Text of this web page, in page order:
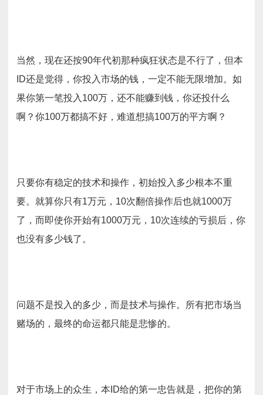
当然，现在还按90年代初那种疯狂状态是不行了，但本
ID还是觉得，你投入市场的钱，一定不能无限增加。如
果你第一笔投入100万，还不能赚到钱，你还投什么
啊？你100万都搞不好，难道想搞100万的平方啊？
只要你有稳定的技术和操作，初始投入多少根本不重
要。就算你只有1万元，10次翻倍操作后也就1000万
了，而即使你开始有1000万元，10次连续的亏损后，你
也没有多少钱了。
问题不是投入的多少，而是技术与操作。所有把市场当
赌场的，最终的命运都只能是悲惨的。
对于市场上的众生，本ID给的第一忠告就是，把你的第